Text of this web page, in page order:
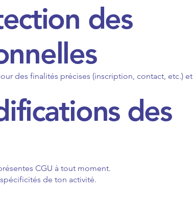
des
des finalités précises (inscription, contact, etc.) et
des
CGU à tout moment.
de ton activité.